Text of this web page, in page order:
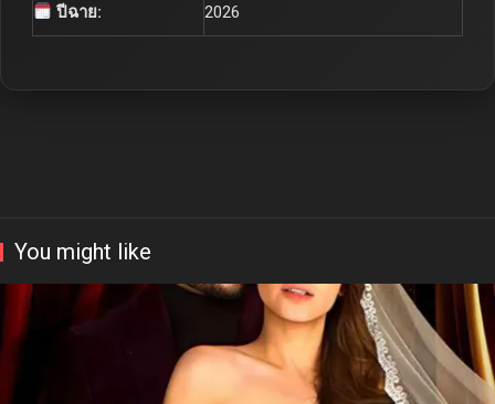
ปีฉาย: 2026
You might like